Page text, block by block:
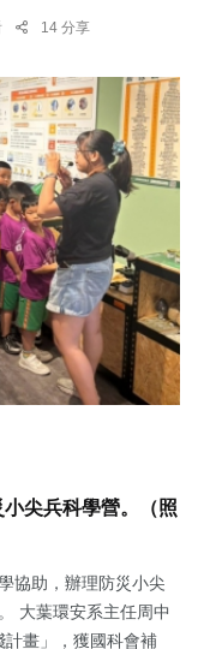
14 分享
尖兵科學營。（照
協助，辦理防災小尖
大葉環安系主任周中
畫」，獲國科會補